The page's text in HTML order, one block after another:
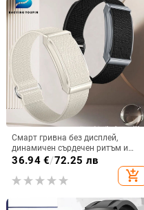
Смарт гривна без дисплей,
динамичен сърдечен ритъм и
телесна температура,
водоустойчива до 30 м, живот на
36.94€/72.25 лв
add_shopping_cart